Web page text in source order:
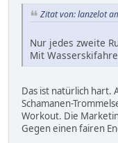
Zitat von: lanzelot
Nur jedes zweite
Mit
Das ist natürlich hart.
Schamanen-
Workout. Die
Gegen einen fairen